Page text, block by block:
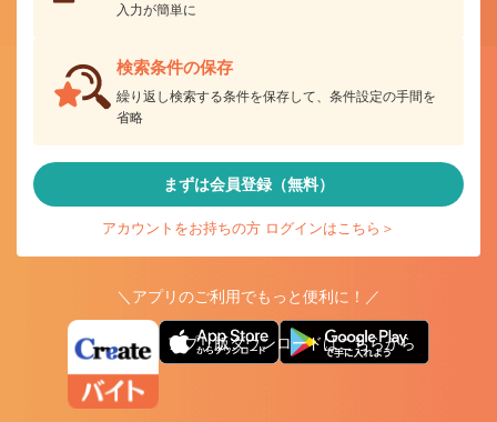
入力が簡単に
検索条件の保存
繰り返し検索する条件を保存して、条件設定の手間を
省略
まずは会員登録（無料）
アカウントをお持ちの方 ログインはこちら＞
＼アプリのご利用でもっと便利に！／
アプリ版ダウンロードはこちらから